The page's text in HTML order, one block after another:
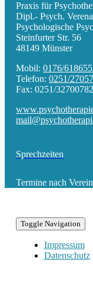
Praxis für
Dipl.- Psych.
Psychologische
Steinfurter Str. 56
48149 Münster
Mobil: 0176/
Telefon: 0251/
Fax: 0251/32700782
Sprechzeiten
Termine nach
Toggle Navigation
Impressum
Datenschutz